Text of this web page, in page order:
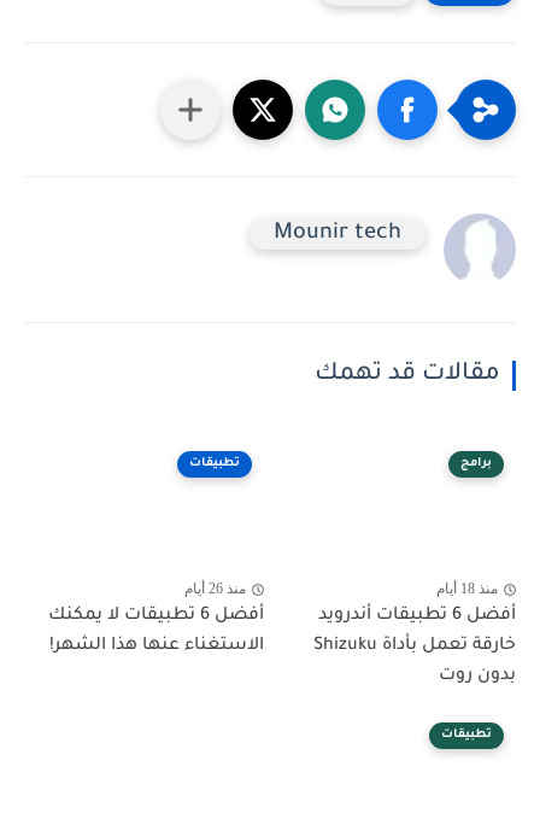
Mounir tech
مقالات قد تهمك
برامج
منذ 18 أيام
أفضل 6 تطبيقات أندرويد
خارقة تعمل بأداة Shizuku
بدون روت
تطبيقات
منذ 26 أيام
أفضل 6 تطبيقات لا يمكنك
الاستغناء عنها هذا الشهر!
تطبيقات